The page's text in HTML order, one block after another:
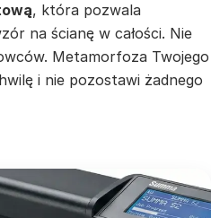
, która pozwala
na ścianę w całości. Nie
Metamorfoza Twojego
i nie pozostawi żadnego